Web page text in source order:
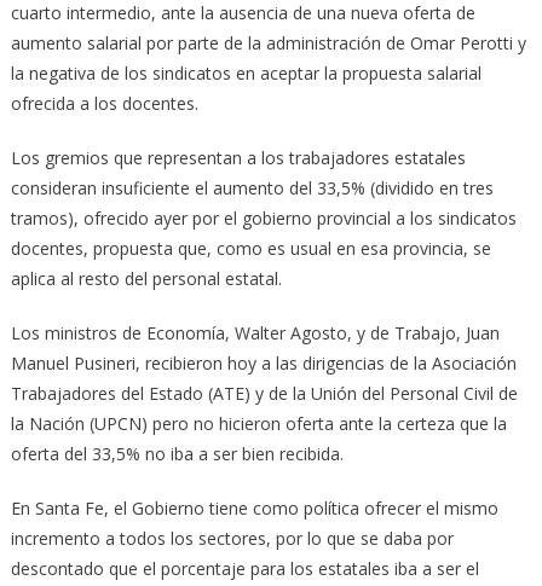
cuarto intermedio, ante la ausencia de una nueva oferta de
aumento salarial por parte de la administración de Omar Perotti y
la negativa de los sindicatos en aceptar la propuesta salarial
ofrecida a los docentes.
Los gremios que representan a los trabajadores estatales
consideran insuficiente el aumento del 33,5% (dividido en tres
tramos), ofrecido ayer por el gobierno provincial a los sindicatos
docentes, propuesta que, como es usual en esa provincia, se
aplica al resto del personal estatal.
Los ministros de Economía, Walter Agosto, y de Trabajo, Juan
Manuel Pusineri, recibieron hoy a las dirigencias de la Asociación
Trabajadores del Estado (ATE) y de la Unión del Personal Civil de
la Nación (UPCN) pero no hicieron oferta ante la certeza que la
oferta del 33,5% no iba a ser bien recibida.
En Santa Fe, el Gobierno tiene como política ofrecer el mismo
incremento a todos los sectores, por lo que se daba por
descontado que el porcentaje para los estatales iba a ser el